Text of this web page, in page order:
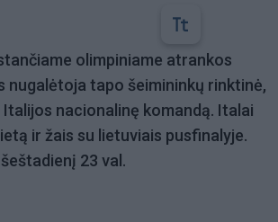
olimpiniame atrankos
nugalėtoja tapo šeimininkų rinktinė,
Italijos nacionalinę komandą. Italai
ir žais su lietuviais pusfinalyje.
23 val.